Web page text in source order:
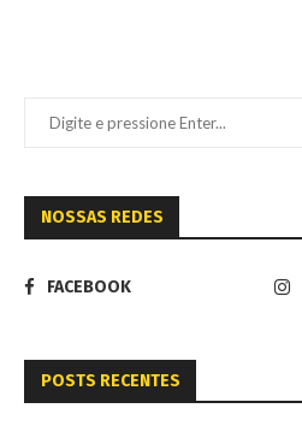
NOSSAS REDES
FACEBOOK
POSTS RECENTES